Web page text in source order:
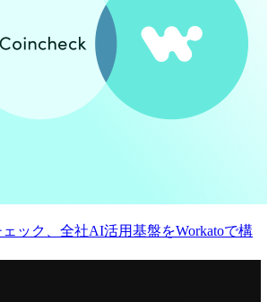
ック、全社AI活用基盤をWorkatoで構